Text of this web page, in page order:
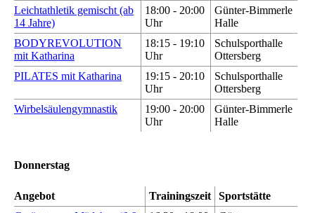
Leichtathletik gemischt (ab
14 Jahre)
18:00 - 20:00
Uhr
Günter-Bimmerle
Halle
BODYREVOLUTION
mit Katharina
18:15 - 19:10
Uhr
Schulsporthalle
Ottersberg
PILATES mit Katharina
19:15 - 20:10
Uhr
Schulsporthalle
Ottersberg
Wirbelsäulengymnastik
19:00 - 20:00
Uhr
Günter-Bimmerle
Halle
Donnerstag
Angebot Trainingszeit
Sportstätte